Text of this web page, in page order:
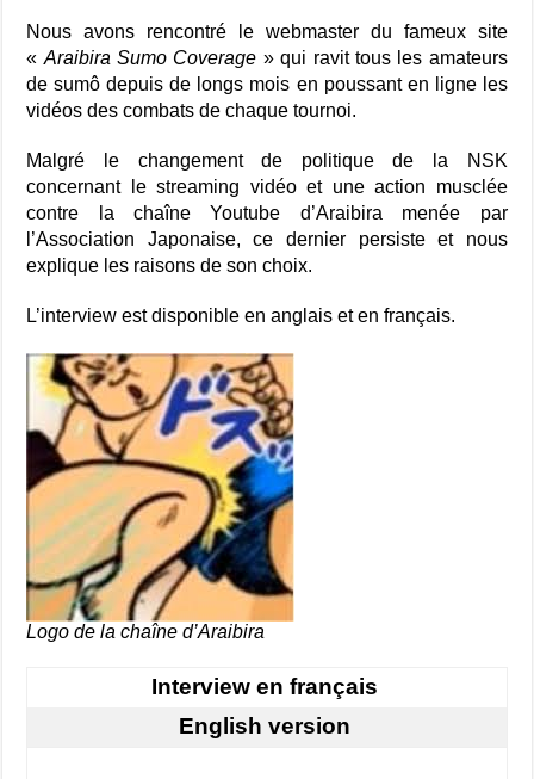
Nous avons rencontré le webmaster du fameux site
« Araibira Sumo Coverage » qui ravit tous les amateurs
de sumô depuis de longs mois en poussant en ligne les
vidéos des combats de chaque tournoi.
Malgré le changement de politique de la NSK
concernant le streaming vidéo et une action musclée
contre la chaîne Youtube d’Araibira menée par
l’Association Japonaise, ce dernier persiste et nous
explique les raisons de son choix.
L’interview est disponible en anglais et en français.
Logo de la chaîne d’Araibira
Interview en français
English version